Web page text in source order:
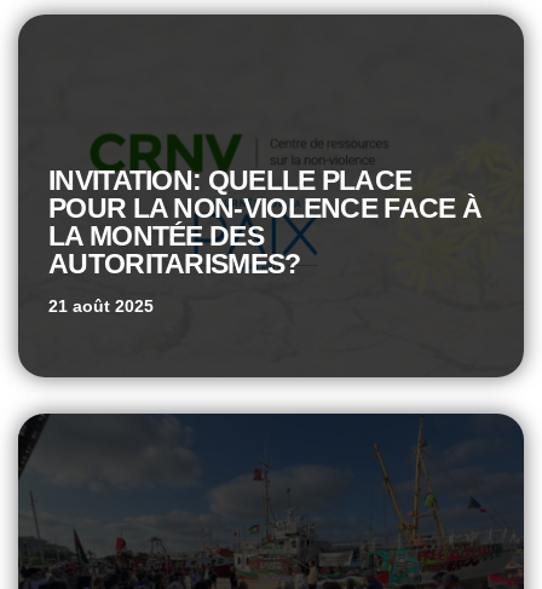
INVITATION: QUELLE PLACE
POUR LA NON-VIOLENCE FACE À
LA MONTÉE DES
AUTORITARISMES?
21 août 2025